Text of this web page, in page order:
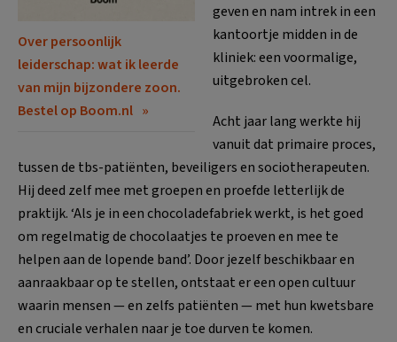
Over persoonlijk
leiderschap: wat ik leerde
van mijn bijzondere zoon.
Bestel op Boom.nl
geven en nam intrek in een
kantoortje midden in de
kliniek: een voormalige,
uitgebroken cel.
Acht jaar lang werkte hij
vanuit dat primaire proces,
tussen de tbs-patiënten, beveiligers en sociotherapeuten.
Hij deed zelf mee met groepen en proefde letterlijk de
praktijk. ‘Als je in een chocoladefabriek werkt, is het goed
om regelmatig de chocolaatjes te proeven en mee te
helpen aan de lopende band’. Door jezelf beschikbaar en
aanraakbaar op te stellen, ontstaat er een open cultuur
waarin mensen — en zelfs patiënten — met hun kwetsbare
en cruciale verhalen naar je toe durven te komen.